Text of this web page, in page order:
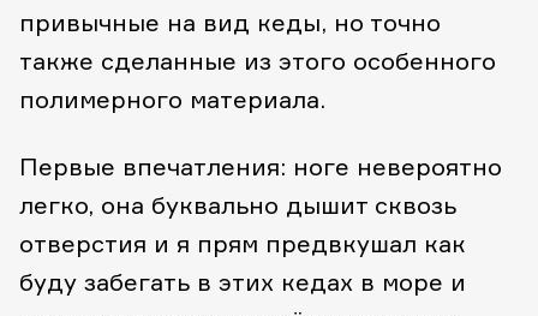
привычные на вид кеды, но точно
также сделанные из этого особенного
полимерного материала.
Первые впечатления: ноге невероятно
легко, она буквально дышит сквозь
отверстия и я прям предвкушал как
буду забегать в этих кедах в море и